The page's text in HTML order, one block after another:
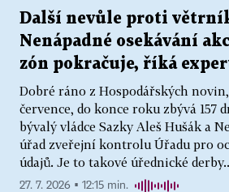
Další nevůle proti
Nenápadné osekávání
zón pokračuje, říká
Dobré ráno z Hospodářských
července, do konce roku zbývá 157
bývalý vládce Sazky Aleš Hušák a
úřad zveřejní kontrolu Úřadu pro
údajů. Je to takové úřednické
27. 7. 2026 ▪ 12:15 min.